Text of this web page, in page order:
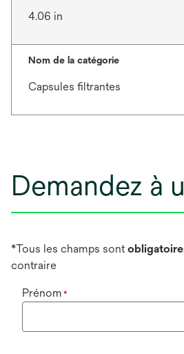
4.06 in
Nom de la catégorie
Capsules filtrantes
Demandez à
*Tous les champs sont
contraire
Prénom *